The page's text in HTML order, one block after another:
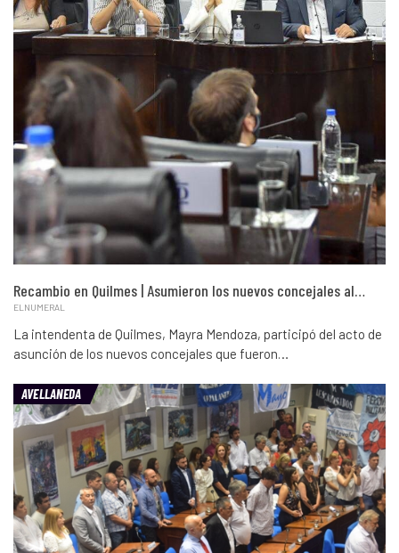
Recambio en Quilmes | Asumieron los nuevos concejales al…
ELNUMERAL
La intendenta de Quilmes, Mayra Mendoza, participó del acto de
asunción de los nuevos concejales que fueron…
AVELLANEDA